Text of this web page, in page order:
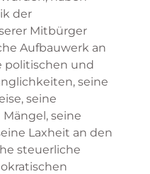
der
Mitbürger
Aufbauwerk an
politischen und
seine
seine
seine
Laxheit an den
steuerliche